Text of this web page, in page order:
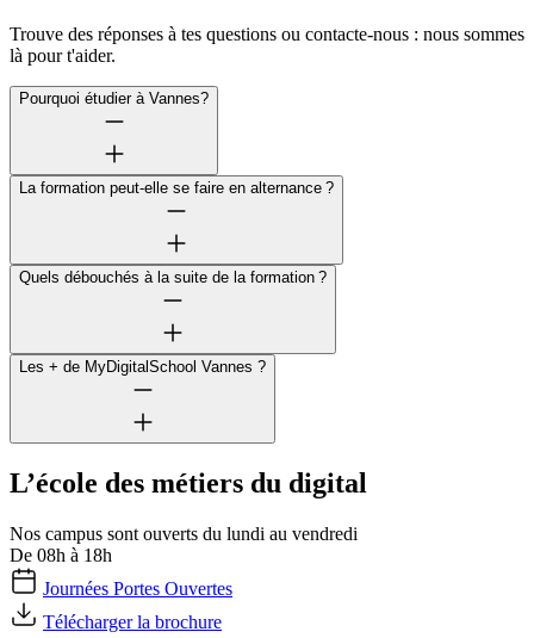
Trouve des réponses à tes questions ou contacte-nous : nous sommes
là pour t'aider.
Pourquoi étudier à Vannes?
La formation peut-elle se faire en alternance ?
Quels débouchés à la suite de la formation ?
Les + de MyDigitalSchool Vannes ?
L’école des métiers du digital
Nos campus sont ouverts du lundi au vendredi
De 08h à 18h
Journées Portes Ouvertes
Télécharger la brochure